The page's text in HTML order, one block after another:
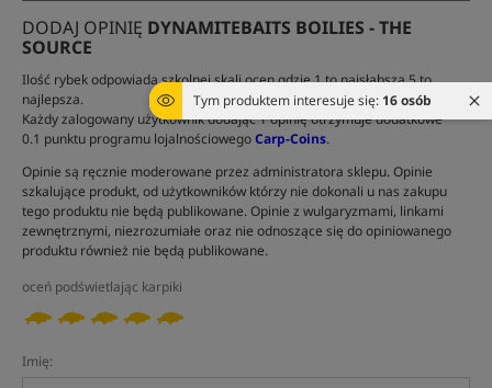
Tym produktem interesuje się: 16 osób
DODAJ OPINIĘ DYNAMITEBAITS BOILIES - THE
SOURCE
Ilość rybek odpowiada szkolnej skali ocen gdzie 1 to najsłabsza 5 to
najlepsza.
Każdy zalogowany użytkownik dodając 1 opinię otrzymuje dodatkowe
0.1 punktu programu lojalnościowegoCarp-Coins.
Opinie są ręcznie moderowane przez administratora sklepu. Opinie
szkalujące produkt, od użytkowników którzy nie dokonali u nas zakupu
tego produktu nie będą publikowane. Opinie z wulgaryzmami, linkami
zewnętrznymi, niezrozumiałe oraz nie odnoszące się do opiniowanego
produktu również nie będą publikowane.
oceń podświetlając karpiki
Imię: